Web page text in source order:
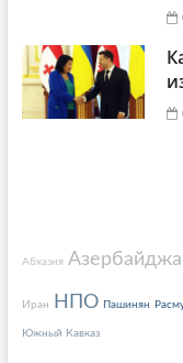
Абхазия
Иран НПО Пашинян
Южный Кавказ